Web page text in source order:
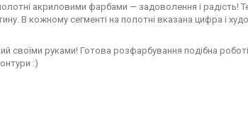
акриловими фарбами — задоволення і радість!
В кожному сегменті на полотні вказана цифра і
своїми руками! Готова розфарбування подібна
:)